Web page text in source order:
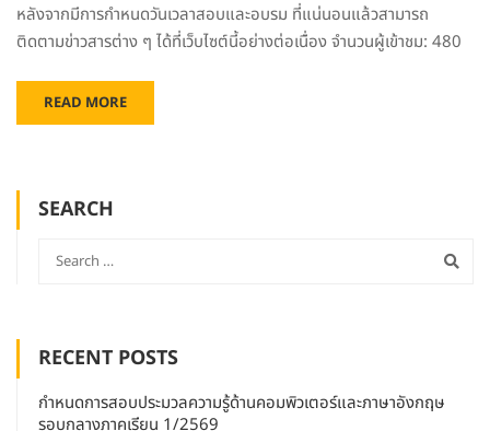
หลังจากมีการกำหนดวันเวลาสอบและอบรม ที่แน่นอนแล้วสามารถ
ติดตามข่าวสารต่าง ๆ ได้ที่เว็บไซต์นี้อย่างต่อเนื่อง จำนวนผู้เข้าชม: 480
READ MORE
SEARCH
RECENT POSTS
กำหนดการสอบประมวลความรู้ด้านคอมพิวเตอร์และภาษาอังกฤษ
รอบกลางภาคเรียน 1/2569